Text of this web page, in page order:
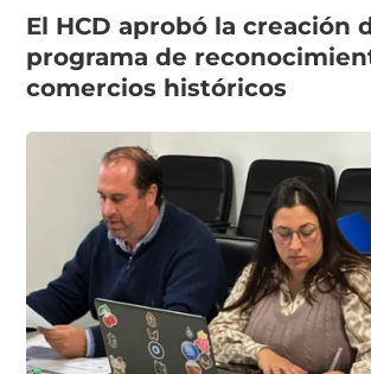
El HCD aprobó la creación
programa de
comercios históricos